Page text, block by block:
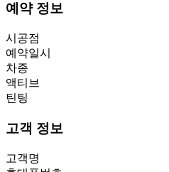
예약 정보
시공점
예약일시
차종
액티브
틴팅
고객 정보
고객명